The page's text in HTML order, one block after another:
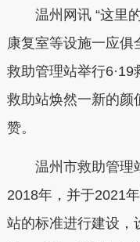
温州网讯 “这里的
康复室等设施一应俱
救助管理站举行6·19
救助站焕然一新的颜
赞。
温州市救助管理
2018年，并于2021
站的标准进行建设，